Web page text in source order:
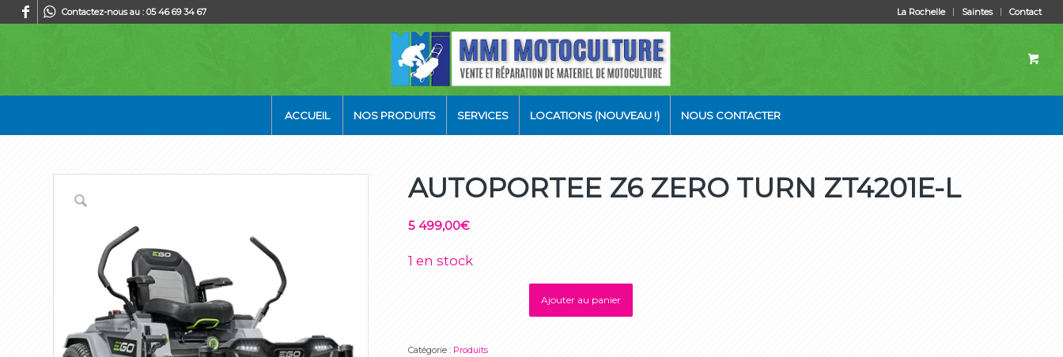
La Rochelle Saintes Contact
Contactez-nous au : 05 46 69 34 67
ACCUEIL NOS PRODUITS SERVICES LOCATIONS (NOUVEAU !) NOUS CONTACTER
AUTOPORTEE Z6 ZERO TURN ZT4201E-L
5 499,00€
1 en stock
Ajouter au panier
Catégorie : Produits